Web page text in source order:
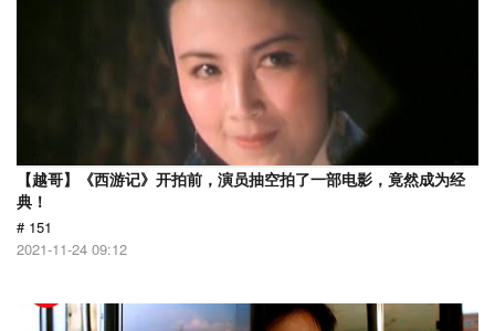
【越哥】《西游记》开拍前，演员抽空拍了一部电影，竟然成为经
典！
# 151
2021-11-24 09:12